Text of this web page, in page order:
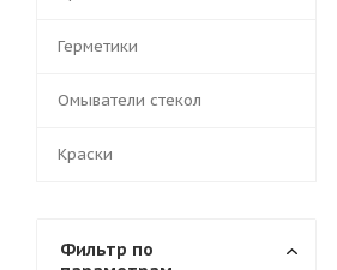
Герметики
Омыватели стекол
Краски
Фильтр по